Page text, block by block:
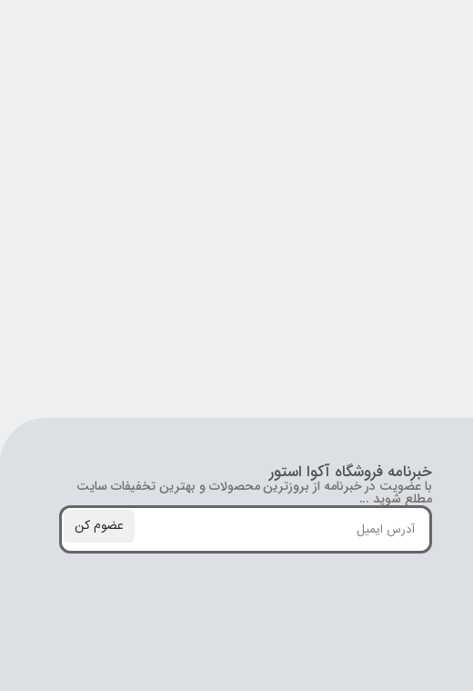
خبرنامه فروشگاه آکوا استور
با عضویت در خبرنامه از بروز‌ترین محصولات و بهترین تخفیفات سایت
مطلع شوید ...
عضوم کن